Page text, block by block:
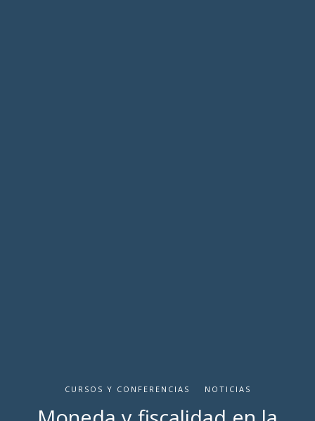
CURSOS Y CONFERENCIAS NOTICIAS